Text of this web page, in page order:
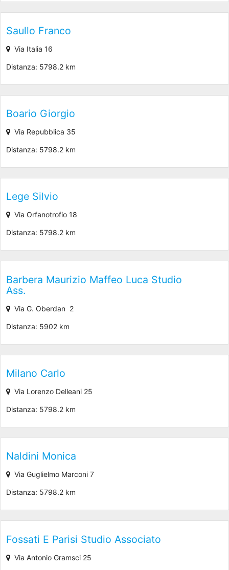
Saullo Franco
Via Italia 16
Distanza: 5798.2 km
Boario Giorgio
Via Repubblica 35
Distanza: 5798.2 km
Lege Silvio
Via Orfanotrofio 18
Distanza: 5798.2 km
Barbera Maurizio Maffeo Luca Studio
Ass.
Via G. Oberdan 2
Distanza: 5902 km
Milano Carlo
Via Lorenzo Delleani 25
Distanza: 5798.2 km
Naldini Monica
Via Guglielmo Marconi 7
Distanza: 5798.2 km
Fossati E Parisi Studio Associato
Via Antonio Gramsci 25